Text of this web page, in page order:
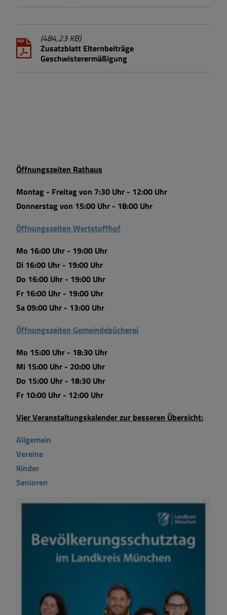
Öffnungszeiten Rathaus
Montag - Freitag von 7:30 Uhr - 12:00 Uhr
Donnerstag von 15:00 Uhr - 18:00 Uhr
Öffnungszeiten Wertstoffhof
Mo 16:00 Uhr - 19:00 Uhr
Di 16:00 Uhr - 19:00 Uhr
Do 16:00 Uhr - 19:00 Uhr
Fr 16:00 Uhr - 19:00 Uhr
Sa 09:00 Uhr - 13:00 Uhr
Öffnungszeiten Gemeindebücherei
Mo 15:00 Uhr - 18:30 Uhr
Mi 15:00 Uhr - 20:00 Uhr
Do 15:00 Uhr - 18:30 Uhr
Fr 10:00 Uhr - 12:00 Uhr
Vier Veranstaltungskalender zur besseren Übersicht:
Allgemein
Vereine
Kinder
Senioren
(484,23 KB)
Zusatzblatt Elternbeiträge
Geschwisterermäßigung